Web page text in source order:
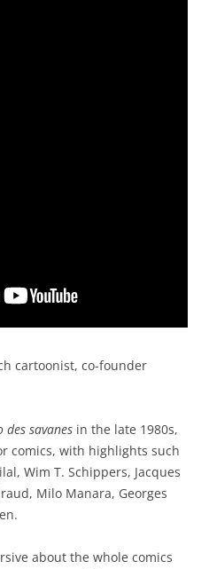
cartoonist, co-founder
des savanes in the late 1980s,
comics, with highlights such
Wim T. Schippers, Jacques
Milo Manara, Georges
about the whole comics